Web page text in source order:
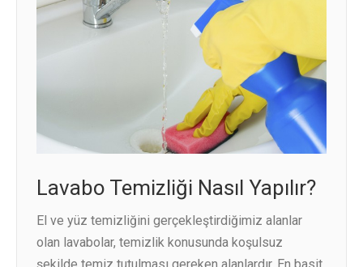
Lavabo Temizliği Nasıl Yapılır?
El ve yüz temizliğini gerçekleştirdiğimiz alanlar
olan lavabolar, temizlik konusunda koşulsuz
şekilde temiz tutulması gereken alanlardır. En basit